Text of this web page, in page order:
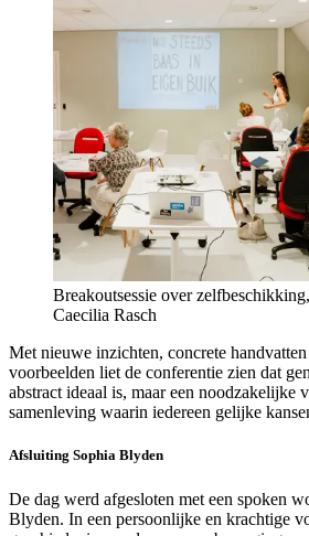
Breakoutsessie over
Caecilia Rasch
Met nieuwe inzichten, concrete
voorbeelden liet de conferentie zien dat
abstract ideaal is, maar een noodzakelijke
samenleving waarin iedereen gelijke
Afsluiting Sophia Blyden
De dag werd afgesloten met een spoken
Blyden. In een persoonlijke en krachtige